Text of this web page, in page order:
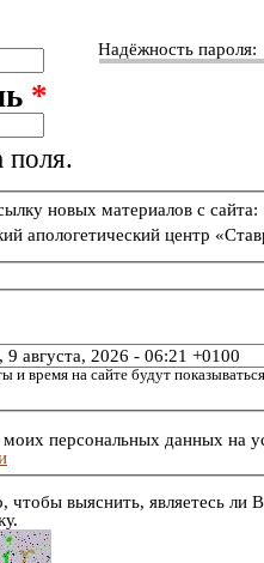
Надёжность пароля:
*
поля.
новых материалов с сайта:
апологетический центр
время на сайте будут
персональных данных на
чтобы выяснить, являетесь ли